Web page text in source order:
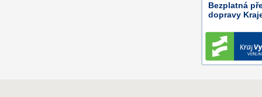
Bezplatná
dopravy